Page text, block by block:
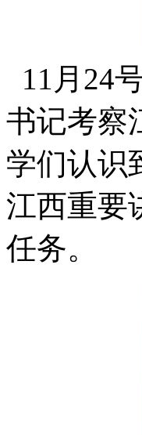
11月24
书记考察
学们认识
江西重要
任务。